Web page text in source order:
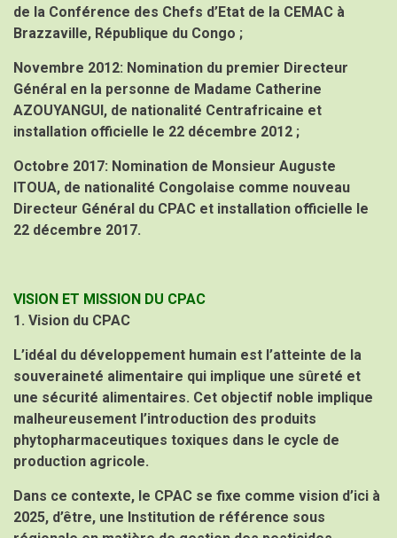
de la Conférence des Chefs d’Etat de la CEMAC à
Brazzaville, République du Congo ;
Novembre 2012: Nomination du premier Directeur
Général en la personne de Madame Catherine
AZOUYANGUI, de nationalité Centrafricaine et
installation officielle le 22 décembre 2012 ;
Octobre 2017: Nomination de Monsieur Auguste
ITOUA, de nationalité Congolaise comme nouveau
Directeur Général du CPAC et installation officielle le
22 décembre 2017.
VISION ET MISSION DU CPAC
1. Vision du CPAC
L’idéal du développement humain est l’atteinte de la
souveraineté alimentaire qui implique une sûreté et
une sécurité alimentaires. Cet objectif noble implique
malheureusement l’introduction des produits
phytopharmaceutiques toxiques dans le cycle de
production agricole.
Dans ce contexte, le CPAC se fixe comme vision d’ici à
2025, d’être, une Institution de référence sous